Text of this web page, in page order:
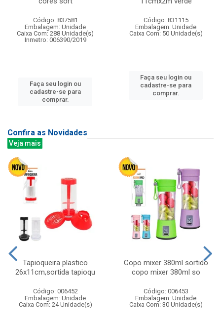
Código: 837581
Embalagem: Unidade
Caixa Com: 288 Unidade(s)
Inmetro: 006390/2019
Faça seu login ou
cadastre-se para
comprar.
Código: 831115
Embalagem: Unidade
Caixa Com: 50 Unidade(s)
Faça seu login ou
cadastre-se para
comprar.
Confira as Novidades
Veja mais
Tapioqueira plastico
26x11cm,sortida tapioqu
Código: 006452
Embalagem: Unidade
Caixa Com: 24 Unidade(s)
Copo mixer 380ml sortido
copo mixer 380ml so
Código: 006453
Embalagem: Unidade
Caixa Com: 30 Unidade(s)